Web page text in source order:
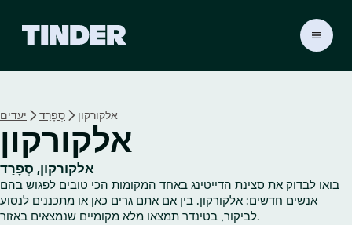
ש
ל
י
נ
ד
יעדים סְפָרַד אלקורקון
אלקורקון
אלקורקון, סְפָרַד
בואו לבדוק את סצינת הדייטינג באחד המקומות הכי טובים לפגוש בהם
אנשים חדשים: אלקורקון. בין אם אתם גרים כאן או מתכננים לנסוע
לביקור, בטינדר תמצאו מלא מקומיים שנמצאים באזור.